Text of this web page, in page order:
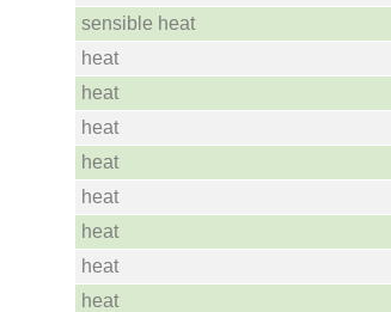
sensible heat
heat
heat
heat
heat
heat
heat
heat
heat